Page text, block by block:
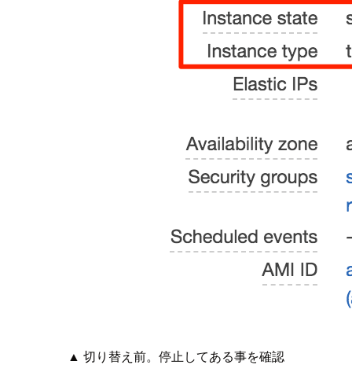
▲ 切り替え前。停止してある事を確認